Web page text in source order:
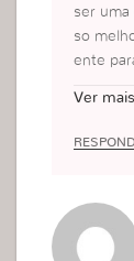
ser
so
ente
Ver mais